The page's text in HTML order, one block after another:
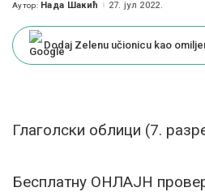
Posted
Аутор: Нада Шакић 27. јул 2022.
Dodaj Zelenu učionicu kao
Глаголски облици (7.
Бесплатну ОНЛАЈН